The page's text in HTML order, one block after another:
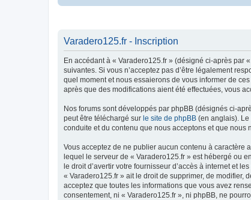
Varadero125.fr - Inscription
En accédant à « Varadero125.fr » (désigné ci-après par
suivantes. Si vous n’acceptez pas d’être légalement
quel moment et nous essaierons de vous informer de
après que des modifications aient été effectuées, vous
Nos forums sont développés par phpBB (désignés ci-
peut être téléchargé sur le site de phpBB (en anglais).
conduite et du contenu que nous acceptons et que nous
Vous acceptez de ne publier aucun contenu à caractère
lequel le serveur de « Varadero125.fr » est hébergé ou
le droit d’avertir votre fournisseur d’accès à internet et
« Varadero125.fr » ait le droit de supprimer, de modifier,
acceptez que toutes les informations que vous avez
consentement, ni « Varadero125.fr », ni phpBB, ne